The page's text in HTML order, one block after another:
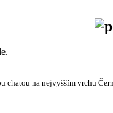
chatou na nejvyšším vrchu